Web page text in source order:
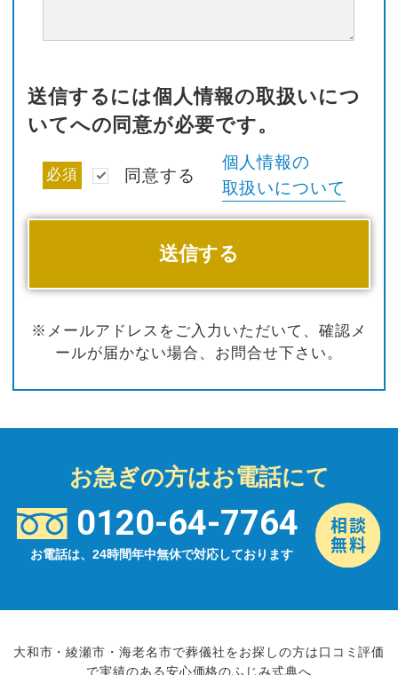
送信するには個人情報の取扱いにつ
いてへの同意が必要です。
必須 同意する
個人情報の
取扱いについて
※メールアドレスをご入力いただいて、確認メ
ールが届かない場合、お問合せ下さい。
お急ぎの方はお電話にて
0120-64-7764
お電話は、24時間年中無休で対応しております
大和市・綾瀬市・海老名市で葬儀社をお探しの方は口コミ評価
で実績のある安心価格のふじみ式典へ